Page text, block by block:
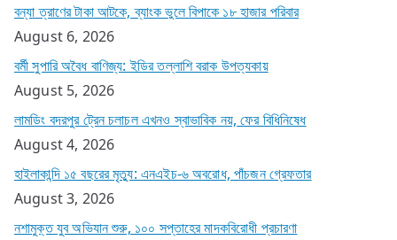
বন্যা ত্রাণের টাকা আটকে, ব্যাংক ভুলে বিপাকে ১৮ হাজার পরিবার
August 6, 2026
বর্মী সুপারি অবৈধ বাণিজ্য: ইডির তল্লাশি বরাক উপত্যকায়
August 5, 2026
লামডিং বদরপুর ট্রেন চলাচল এখনও স্বাভাবিক নয়, ফের বিধিনিষেধ
August 4, 2026
হাইলাকান্দি ১৫ বছরের মৃত্যু: এনএইচ-৬ অবরোধ, পাঁচজন গ্রেফতার
August 3, 2026
নশামুক্ত যুব অভিযান শুরু, ১০০ সপ্তাহের মাদকবিরোধী প্রচারণা